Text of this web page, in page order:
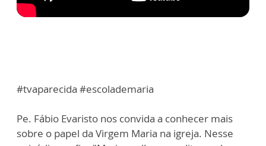
#tvaparecida #escolademaria
Pe. Fábio Evaristo nos convida a conhecer mais
sobre o papel da Virgem Maria na igreja. Nesse